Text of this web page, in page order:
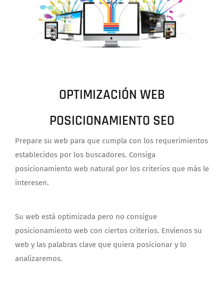
OPTIMIZACIÓN WEB
POSICIONAMIENTO SEO
Prepare su web para que cumpla con los requerimientos
establecidos por los buscadores. Consiga
posicionamiento web natural por los criterios que más le
interesen.
Su web está optimizada pero no consigue
posicionamiento web con ciertos criterios. Envíenos su
web y las palabras clave que quiera posicionar y lo
analizaremos.